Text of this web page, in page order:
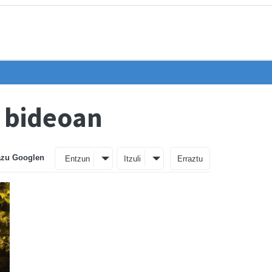
Googlen Entzun Itzuli Erraztu